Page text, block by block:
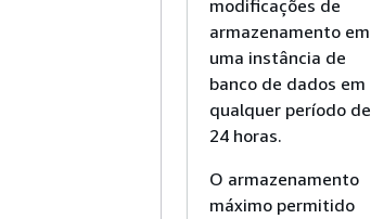
modificações de
armazenamento em
uma instância de
banco de dados em
qualquer período de
24 horas.
O armazenamento
máximo permitido